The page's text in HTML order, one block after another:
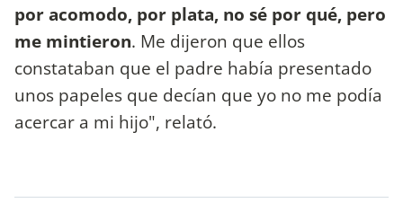
por acomodo, por plata, no sé por qué, pero
me mintieron. Me dijeron que ellos
constataban que el padre había presentado
unos papeles que decían que yo no me podía
acercar a mi hijo", relató.